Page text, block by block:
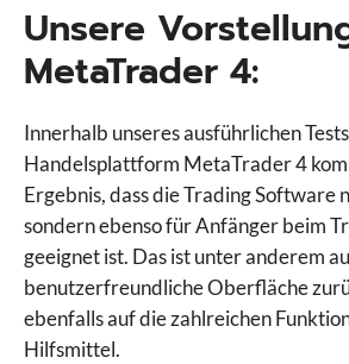
Unsere
MetaTrader 4:
Innerhalb unseres ausführlichen
Handelsplattform MetaTrader 4
Ergebnis, dass die Trading Software
sondern ebenso für Anfänger beim
geeignet ist. Das ist unter anderem
benutzerfreundliche Oberfläche
ebenfalls auf die zahlreichen
Hilfsmittel.